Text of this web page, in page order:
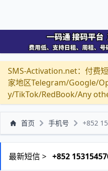
SMS-Activation.net：付费
家地区Telegram/Google/
y/TikTok/RedBook/Any
首页 手机号 +852
最新短信 > +852